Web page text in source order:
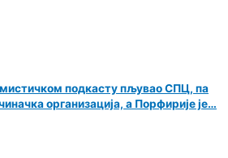
подкасту пљувао СПЦ, па
организација, а Порфирије је…